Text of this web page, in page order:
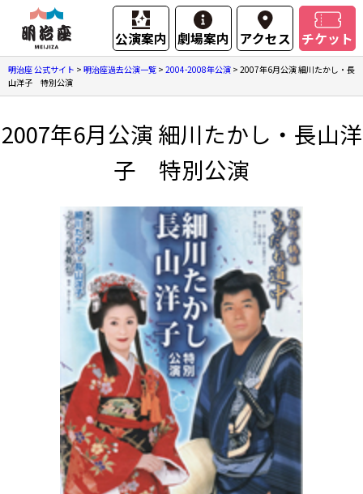
公演案内 劇場案内 アクセス チケット
明治座 公式サイト > 明治座過去公演一覧 > 2004-2008年公演 > 2007年6月公演 細川たかし・長
山洋子 特別公演
2007年6月公演 細川たかし・長山洋
子 特別公演